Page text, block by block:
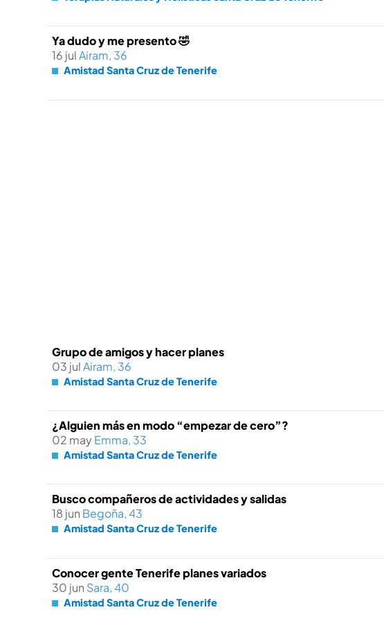
Ya dudo y me presento 🤣
16 julAiram, 36
Amistad Santa Cruz de Tenerife
Grupo de amigos y hacer planes
03 julAiram, 36
Amistad Santa Cruz de Tenerife
¿Alguien más en modo “empezar de cero”?
02 mayEmma, 33
Amistad Santa Cruz de Tenerife
Busco compañeros de actividades y salidas
18 jun Begoña, 43
Amistad Santa Cruz de Tenerife
Conocer gente Tenerife planes variados
30 jun Sara, 40
Amistad Santa Cruz de Tenerife